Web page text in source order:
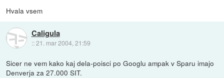
Hvala vsem
Caligula
::21. mar 2004, 21:59
Sicer ne vem kako kaj dela-poisci po Googlu ampak v Sparu imajo
Denverja za 27.000 SIT.